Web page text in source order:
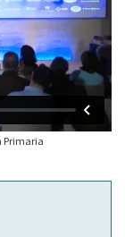
Primaria